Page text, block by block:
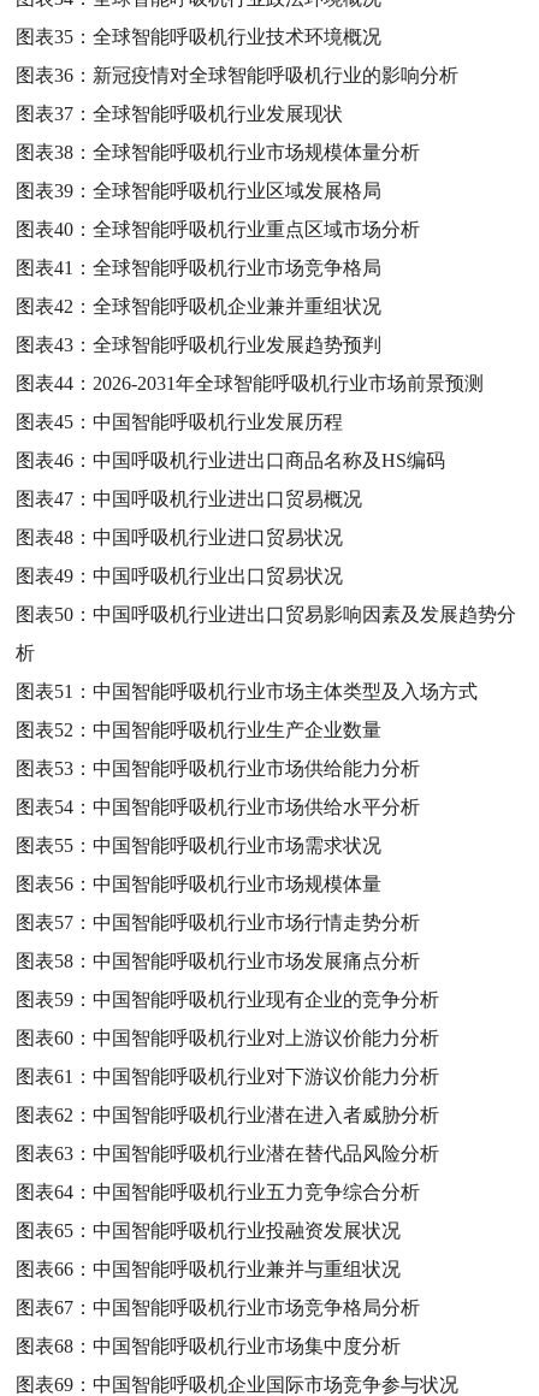
图表35：全球智能呼吸机行业技术环境概况
图表36： 新冠疫情对全球智能呼吸机行业的影响分析
图表37：全球智能呼吸机行业发展现状
图表38：全球智能呼吸机行业市场规模体量分析
图表39：全球智能呼吸机行业区域发展格局
图表40：全球智能呼吸机行业重点区域市场分析
图表41：全球智能呼吸机行业市场竞争格局
图表42：全球智能呼吸机企业兼并重组状况
图表43：全球智能呼吸机行业发展趋势预判
图表44： 2026-2031年全球智能呼吸机行业市场前景预测
图表45：中国智能呼吸机行业发展历程
图表46：中国呼吸机行业进出口商品名称及HS编码
图表47：中国呼吸机行业进出口贸易概况
图表48：中国呼吸机行业进口贸易状况
图表49：中国呼吸机行业出口贸易状况
图表50：中国呼吸机行业进出口贸易影响因素及发展趋势分
析
图表51：中国智能呼吸机行业市场主体类型及入场方式
图表52：中国智能呼吸机行业生产企业数量
图表53：中国智能呼吸机行业市场供给能力分析
图表54：中国智能呼吸机行业市场供给水平分析
图表55：中国智能呼吸机行业市场需求状况
图表56：中国智能呼吸机行业市场规模体量
图表57：中国智能呼吸机行业市场行情走势分析
图表58：中国智能呼吸机行业市场发展痛点分析
图表59：中国智能呼吸机行业现有企业的竞争分析
图表60：中国智能呼吸机行业对上游议价能力分析
图表61：中国智能呼吸机行业对下游议价能力分析
图表62：中国智能呼吸机行业潜在进入者威胁分析
图表63：中国智能呼吸机行业潜在替代品风险分析
图表64：中国智能呼吸机行业五力竞争综合分析
图表65：中国智能呼吸机行业投融资发展状况
图表66：中国智能呼吸机行业兼并与重组状况
图表67：中国智能呼吸机行业市场竞争格局分析
图表68：中国智能呼吸机行业市场集中度分析
图表69：中国智能呼吸机企业国际市场竞争参与状况